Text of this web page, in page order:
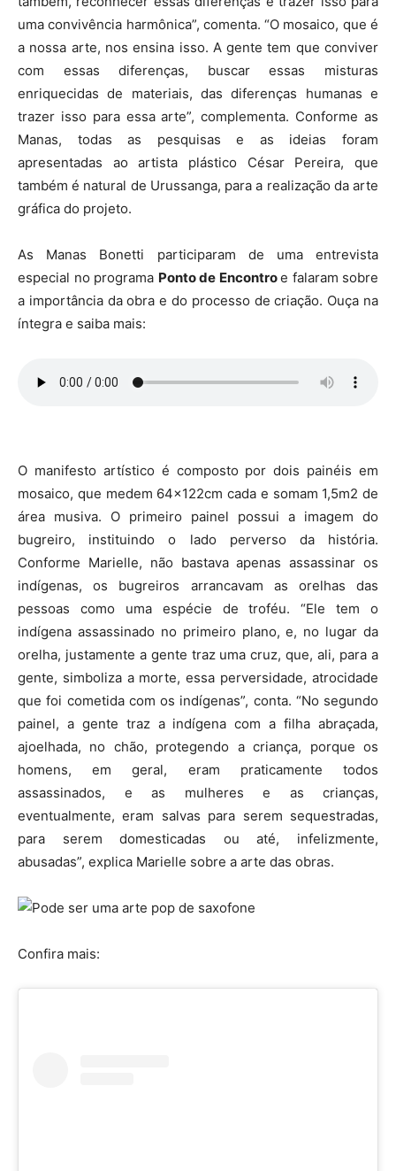
uma convivência harmônica”, comenta. “O mosaico, que é
a nossa arte, nos ensina isso. A gente tem que conviver
com essas diferenças, buscar essas misturas
enriquecidas de materiais, das diferenças humanas e
trazer isso para essa arte”, complementa. Conforme as
Manas, todas as pesquisas e as ideias foram
apresentadas ao artista plástico César Pereira, que
também é natural de Urussanga, para a realização da arte
gráfica do projeto.
As Manas Bonetti participaram de uma entrevista
especial no programa Ponto de Encontroe falaram sobre
a importância da obra e do processo de criação. Ouça na
íntegra e saiba mais:
O manifesto artístico é composto por dois painéis em
mosaico, que medem 64x122cm cada e somam 1,5m2 de
área musiva. O primeiro painel possui a imagem do
bugreiro, instituindo o lado perverso da história.
Conforme Marielle, não bastava apenas assassinar os
indígenas, os bugreiros arrancavam as orelhas das
pessoas como uma espécie de troféu. “Ele tem o
indígena assassinado no primeiro plano, e, no lugar da
orelha, justamente a gente traz uma cruz, que, ali, para a
gente, simboliza a morte, essa perversidade, atrocidade
que foi cometida com os indígenas”, conta. “No segundo
painel, a gente traz a indígena com a filha abraçada,
ajoelhada, no chão, protegendo a criança, porque os
homens, em geral, eram praticamente todos
assassinados, e as mulheres e as crianças,
eventualmente, eram salvas para serem sequestradas,
para serem domesticadas ou até, infelizmente,
abusadas”, explica Marielle sobre a arte das obras.
Confira mais: